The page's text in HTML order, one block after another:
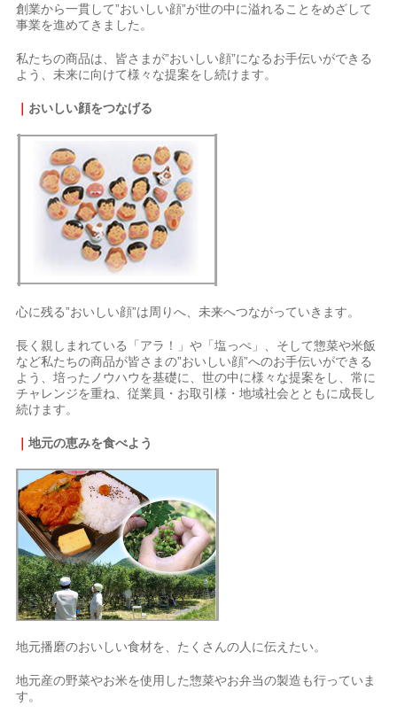
創業から一貫して”おいしい顔”が世の中に溢れることをめざして
事業を進めてきました。
私たちの商品は、皆さまが”おいしい顔”になるお手伝いができる
よう、未来に向けて様々な提案をし続けます。
おいしい顔をつなげる
心に残る”おいしい顔”は周りへ、未来へつながっていきます。
長く親しまれている「アラ！」や「塩っぺ」、そして惣菜や米飯
など私たちの商品が皆さまの”おいしい顔”へのお手伝いができる
よう、培ったノウハウを基礎に、世の中に様々な提案をし、常に
チャレンジを重ね、従業員・お取引様・地域社会とともに成長し
続けます。
｜地元の恵みを食べよう
地元播磨のおいしい食材を、たくさんの人に伝えたい。
地元産の野菜やお米を使用した惣菜やお弁当の製造も行っていま
す。